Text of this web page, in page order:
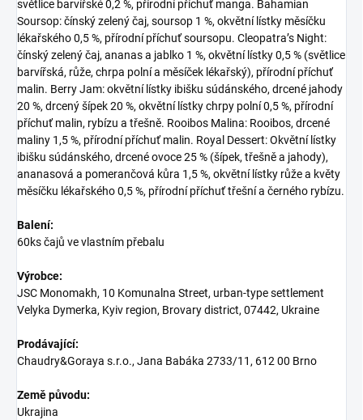
světlice barvířské 0,2 %, přírodní příchuť manga. Bahamian
Soursop: čínský zelený čaj, soursop 1 %, okvětní lístky měsíčku
lékařského 0,5 %, přírodní příchuť soursopu. Cleopatra’s Night:
čínský zelený čaj, ananas a jablko 1 %, okvětní lístky 0,5 % (světlice
barvířská, růže, chrpa polní a měsíček lékařský), přírodní příchuť
malin. Berry Jam: okvětní lístky ibišku súdánského, drcené jahody
20 %, drcený šípek 20 %, okvětní lístky chrpy polní 0,5 %, přírodní
příchuť malin, rybízu a třešně. Rooibos Malina: Rooibos, drcené
maliny 1,5 %, přírodní příchuť malin. Royal Dessert: Okvětní lístky
ibišku súdánského, drcené ovoce 25 % (šípek, třešně a jahody),
ananasová a pomerančová kůra 1,5 %, okvětní lístky růže a květy
měsíčku lékařského 0,5 %, přírodní příchuť třešní a černého rybízu.
Balení:
60ks čajů ve vlastním přebalu
Výrobce:
JSC Monomakh, 10 Komunalna Street, urban-type settlement
Velyka Dymerka, Kyiv region, Brovary district, 07442, Ukraine
Prodávající:
Chaudry&Goraya s.r.o., Jana Babáka 2733/11, 612 00 Brno
Země původu:
Ukrajina